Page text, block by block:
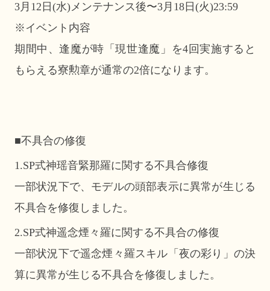
3月12日(水)メンテナンス後〜3月18日(火)23:59
※イベント内容
期間中、逢魔が時「現世逢魔」を4回実施すると
もらえる寮勲章が通常の2倍になります。
■不具合の修復
1.SP式神瑶音緊那羅に関する不具合修復
一部状況下で、モデルの頭部表示に異常が生じる
不具合を修復しました。
2.SP式神遥念煙々羅に関する不具合の修復
一部状況下で遥念煙々羅スキル「夜の彩り」の決
算に異常が生じる不具合を修復しました。